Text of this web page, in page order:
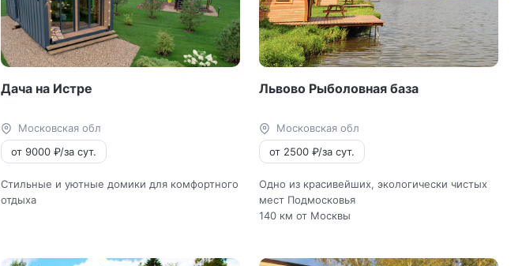
Дача на Истре
Московская обл
от 9000 ₽/за сут.
Стильные и уютные домики для комфортного
отдыха
Львово Рыболовная база
Московская обл
от 2500 ₽/за сут.
Одно из красивейших, экологически чистых
мест Подмосковья
140 км от Москвы